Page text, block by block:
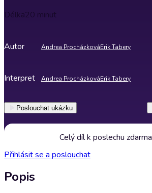
Délka20 minut
Autor Andrea ProcházkováErik Tabery
Interpret Andrea ProcházkováErik Tabery
Poslouchat ukázku
Celý díl k poslechu zdarma
Přihlásit se a poslouchat
Popis